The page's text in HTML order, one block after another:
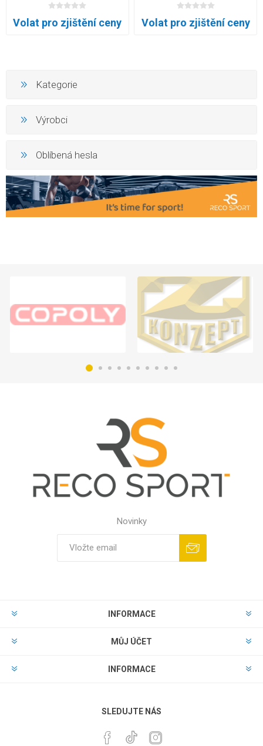
Volat pro zjištění ceny Volat pro zjištění ceny
Kategorie
Výrobci
Oblíbená hesla
Novinky
INFORMACE
MŮJ ÚČET
INFORMACE
SLEDUJTE NÁS